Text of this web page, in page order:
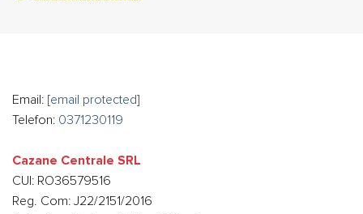
Email: [email protected]
Telefon: 0371230119
Cazane Centrale SRL
CUI: RO36579516
Reg. Com: J22/2151/2016